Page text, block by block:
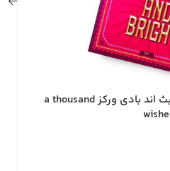
گیفت باکس فول سایز بث اند بادی ورکز a thousand